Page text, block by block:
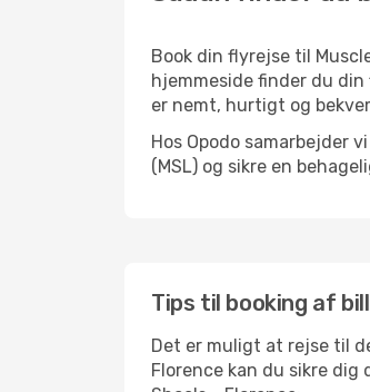
Book din flyrejse til
hjemmeside finder du
er nemt, hurtigt og
Hos Opodo samarbejder
(MSL) og sikre en
Tips til booking af
Det er muligt at rejse til
Florence kan du sikre dig